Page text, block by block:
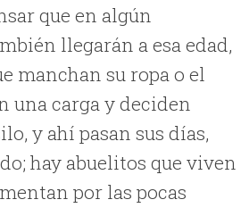
que en algún
llegarán a esa edad,
manchan su ropa o el
una carga y deciden
y ahí pasan sus días,
hay abuelitos que viven
por las pocas